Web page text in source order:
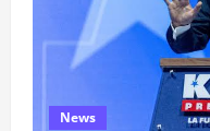
News